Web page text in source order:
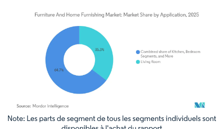
Image © Mordor Intelligence. La réutilisation nécessite une attribution sous CC BY